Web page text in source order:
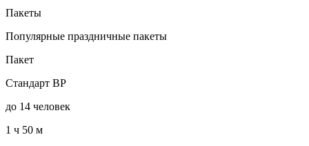
Пакеты
Популярные праздничные пакеты
Пакет
Стандарт ВР
до 14 человек
1 ч 50 м